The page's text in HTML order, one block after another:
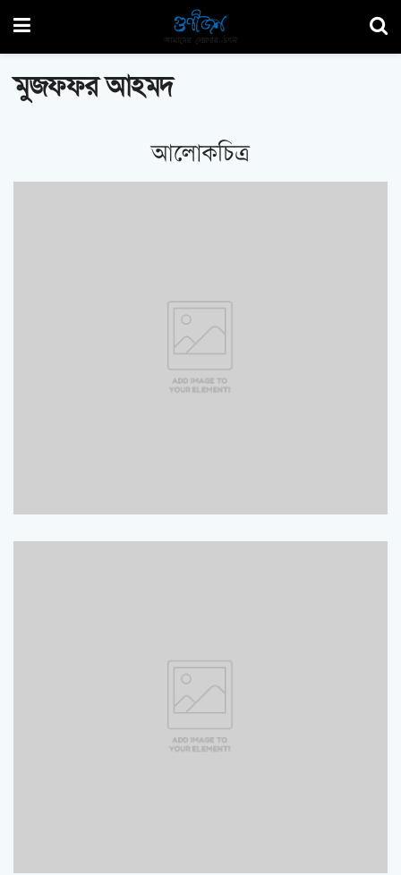
মুজফফর আহমদ
আলোকচিত্র